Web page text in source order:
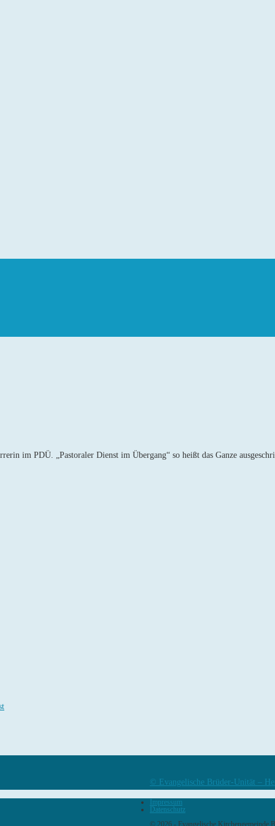
im PDÜ. „Pastoraler Dienst im Übergang“ so heißt das Ganze
© Evangelische Brüder-Unität –
Impressum
Datenschutz
© 2026 - Evangelische Kirchengemeinde